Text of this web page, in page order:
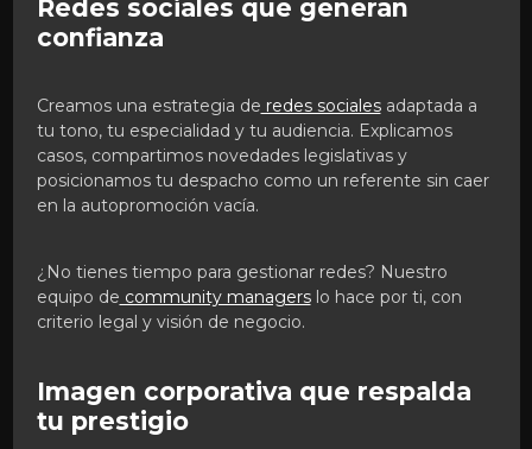
Redes sociales que generan
confianza
Creamos una estrategia de redes socialesadaptada a
tu tono, tu especialidad y tu audiencia. Explicamos
casos, compartimos novedades legislativas y
posicionamos tu despacho como un referente sin caer
en la autopromoción vacía.
¿No tienes tiempo para gestionar redes? Nuestro
equipo de community managerslo hace por ti, con
criterio legal y visión de negocio.
Imagen corporativa que respalda
tu prestigio